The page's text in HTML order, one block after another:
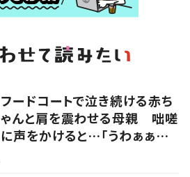
フードコートで泣き続ける赤ち
ゃんと肩を震わせる母親 咄嗟
に声をかけると…「うわぁぁぁ」